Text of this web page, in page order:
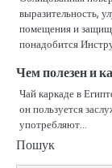
выразительность,
помещения и
понадобится
Чем полезен и
Чай каркаде в
он пользуется
употребляют…
Пошук